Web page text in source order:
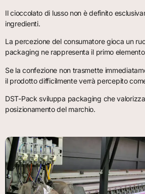
Il cioccolato di lusso non è definito
ingredienti.
La percezione del consumatore gioca un
packaging ne rappresenta il primo
Se la confezione non trasmette
il prodotto difficilmente verrà percepito
DST-Pack sviluppa packaging che
posizionamento del marchio.